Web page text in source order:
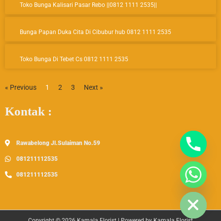
o r
m
e
Toko Bunga Kalisari Pasar Rebo ||0812 1111 2535||
Bunga Papan Duka Cita Di Cibubur hub 0812 1111 2535
Toko Bunga Di Tebet Cs 0812 1111 2535
« Previous 1 2 3 Next »
Kontak :
Rawabelong Jl.Sulaiman No.59
081211112535
081211112535
Hide Chaty